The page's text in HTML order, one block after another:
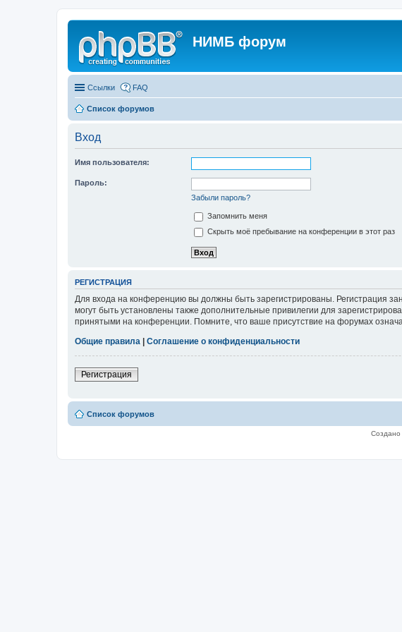
НИМБ форум
Ссылки FAQ
Список форумов
Вход
Имя пользователя:
Пароль:
Забыли пароль?
Запомнить меня
Скрыть моё пребывание на конференции в этот раз
РЕГИСТРАЦИЯ
Для входа на конференцию вы должны быть зарегистрированы. Регистрация
могут быть установлены также дополнительные привилегии для
принятыми на конференции. Помните, что ваше присутствие на форумах
Общие правила | Соглашение о конфиденциальности
Регистрация
Список форумов
Создано